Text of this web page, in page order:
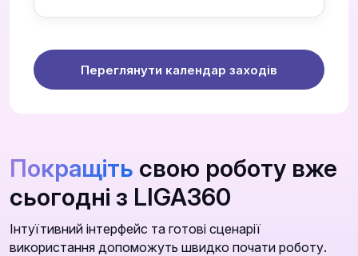
Переглянути календар заходів
Покращіть свою роботу вже
сьогодні з LIGA360
Інтуїтивний інтерфейс та готові сценарії
використання допоможуть швидко почати роботу.